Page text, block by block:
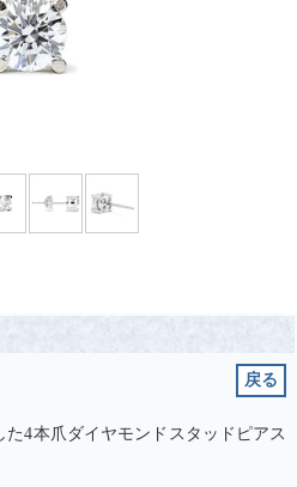
戻る
4本爪ダイヤモンドスタッドピアス